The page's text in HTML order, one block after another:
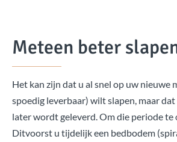
Meteen beter
Het kan zijn dat u al snel op uw nieuwe
spoedig leverbaar) wilt slapen, maar
later wordt geleverd. Om die periode te
Ditvoorst u tijdelijk een bedbodem